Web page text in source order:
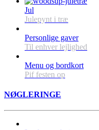
Jul
Julepynt i træ
Personlige gaver
Til enhver lejlighed
Menu og bordkort
Pif festen op
NØGLERINGE